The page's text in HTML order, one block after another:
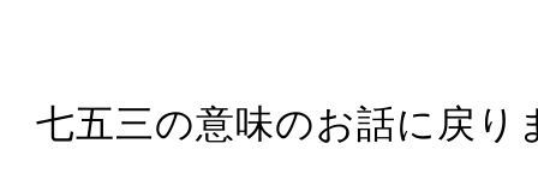
七五三の意味のお話に戻り